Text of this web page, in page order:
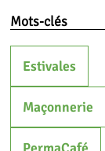
Mots-clés
Estivales
Maçonnerie